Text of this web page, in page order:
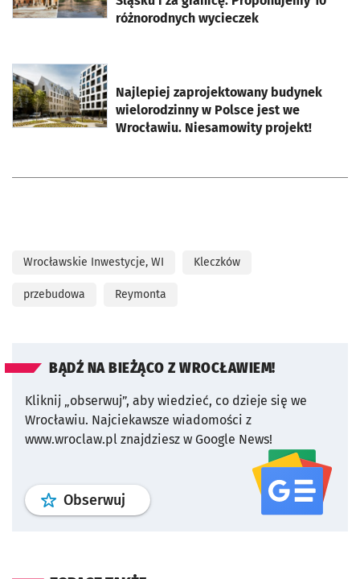
różnorodnych wycieczek
Najlepiej zaprojektowany budynek
wielorodzinny w Polsce jest we
Wrocławiu. Niesamowity projekt!
otworzy się w nowej karcie
Wrocławskie Inwestycje, WI Kleczków
przebudowa Reymonta
BĄDŹ NA BIEŻĄCO Z WROCŁAWIEM!
Kliknij „obserwuj”, aby wiedzieć, co dzieje się we
Wrocławiu. Najciekawsze wiadomości z
www.wroclaw.pl znajdziesz w Google News!
Obserwuj profil serwisu